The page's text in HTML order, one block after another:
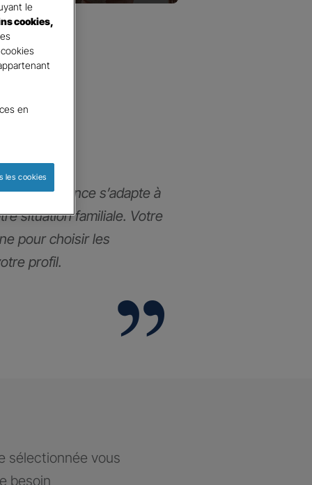
prévoyance s’adapte à
situation familiale. Votre
pour choisir les
profil.
sélectionnée vous
besoin
le
cookies,
en
les cookies